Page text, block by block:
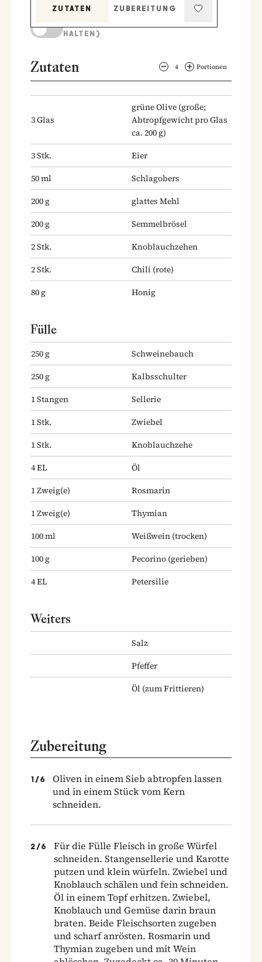
ZUTATEN
ZUBEREITUNG
HALTEN)
Zutaten 4 Portionen
3Glas
grüne Olive (große;
Abtropfgewicht pro Glas
ca. 200 g)
3Stk.
Eier
50ml
Schlagobers
200g
glattes Mehl
200g
Semmelbrösel
2Stk.
Knoblauchzehen
2Stk. Chili (rote)
80g Honig
Fülle
250g
Schweinebauch
250g
Kalbsschulter
1Stangen
Sellerie
1Stk.
Zwiebel
1Stk.
Knoblauchzehe
4EL
Öl
1Zweig(e)
Rosmarin
1Zweig(e)
Thymian
100ml Weißwein (trocken)
100g Pecorino (gerieben)
4EL Petersilie
Weiters
Salz
Pfeffer
Öl (zum Frittieren)
Zubereitung
1 /6
Oliven in einem Sieb abtropfen lassen
und in einem Stück vom Kern
schneiden.
2 /6
Für die Fülle Fleisch in große Würfel
schneiden. Stangensellerie und Karotte
putzen und klein würfeln. Zwiebel und
Knoblauch schälen und fein schneiden.
Öl in einem Topf erhitzen. Zwiebel,
Knoblauch und Gemüse darin braun
braten. Beide Fleischsorten zugeben
und scharf anrösten. Rosmarin und
Thymian zugeben und mit Wein